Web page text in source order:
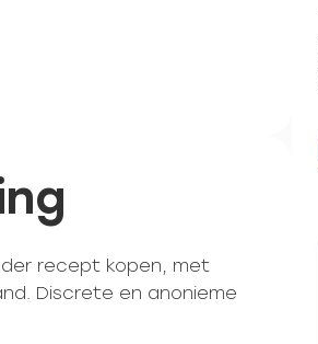
recept kopen, met
Discrete en anonieme